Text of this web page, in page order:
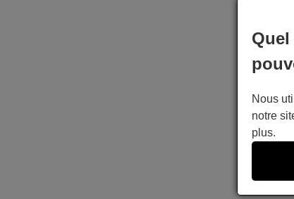
Nous
notre
plus.